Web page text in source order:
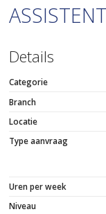
Details
Categorie
Branch
Locatie
Type aanvraag
Uren per week
Niveau